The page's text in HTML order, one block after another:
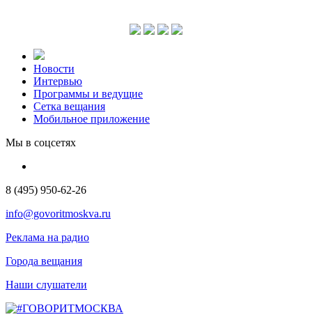
Новости
Интервью
Программы и ведущие
Сетка вещания
Мобильное приложение
Мы в соцсетях
8 (495) 950-62-26
info@govoritmoskva.ru
Реклама на радио
Города вещания
Наши слушатели